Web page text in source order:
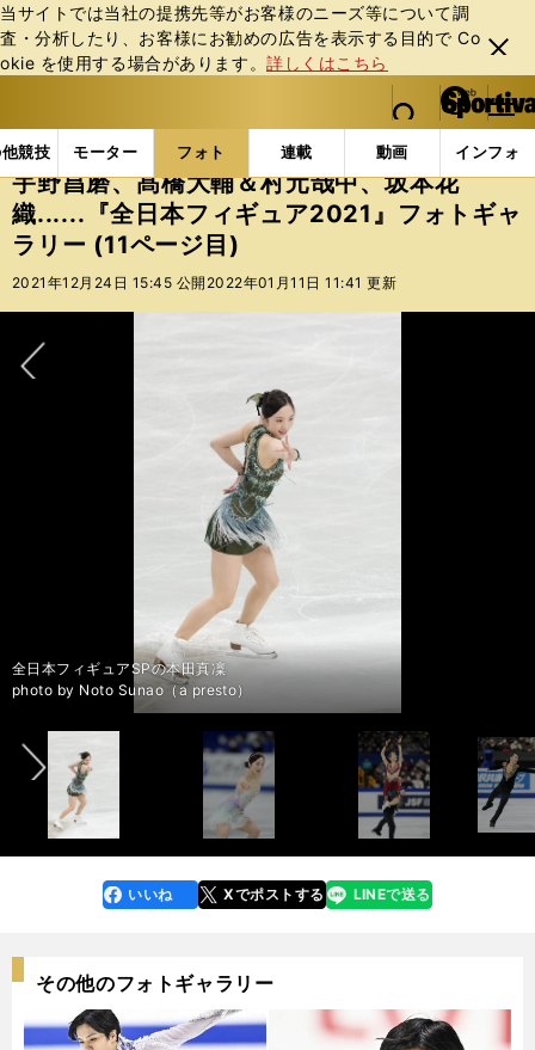
当サイトでは当社の提携先等がお客様のニーズ等について調
査・分析したり、お客様にお勧めの広告を表⽰する⽬的で Co
okie を使⽤する場合があります。詳しくはこちら
閉じ
る
web Sportiva (webスポルティーバ)
検索
マイペ
ー
ジ
メニュ
競技 モーター フォト 連載 動画 インフォ
b
ス
ポ
ル
テ
ー
バ
フォトギャラリー 宇野昌磨、髙橋大輔＆村元哉中、
宇野昌磨、髙橋大輔＆村元哉中、坂本花
織......『全日本フィギュア2021』フォトギャ
ラリー (11ページ目)
2021年12月24日 15:45 公開 2022年01月11日 11:41 更新
全日本フィギュアSP２位に入った宇野昌磨
photo by Noto Sunao（a presto）
全日本フィギュアSP２位に入った宇野昌磨
photo by Noto Sunao（a presto）
全日本フィギュアSP１位の坂本花織
photo by Noto Sunao（a presto）
全日本フィギュアSP１位の坂本花織
photo by Noto Sunao（a presto）
全日本フィギュアSPでトリプルアクセルを決めた河辺愛菜
photo by Noto Sunao（a presto）
全日本フィギュアSPでトリプルアクセルを決めた河辺愛菜
photo by Noto Sunao（a presto）
全日本フィギュアSP２位の樋口新葉
photo by Noto Sunao（a presto）
全日本フィギュアSPの宮原知子
photo by Noto Sunao（a presto）
全日本フィギュアSPの三原舞依
photo by Noto Sunao（a presto）
全日本フィギュアフリーの三原舞依
photo by Noto Sunao（a presto）
全日本フィギュアSPの本田真凜
photo by Noto Sunao（a presto）
全日本フィギュアフリーの本田真凜
photo by Noto Sunao（a presto）
全日本フィギュア、フリーダンスに臨む村元哉中・髙橋大輔組
photo by Noto Sunao（a presto）
全日本フィギュア、フリーダンスに臨む村元哉中・髙橋大輔組
photo by Noto Sunao（a presto）
全日本フィギュアフリーの鍵山優真
photo by Noto Sunao（a presto）
全日本フィギュアフリーの鍵山優真
photo by Noto Sunao（a presto）
前へ
faceboo
k
いいね Xでポストする
line LINEで送る
その他のフォトギャラリー